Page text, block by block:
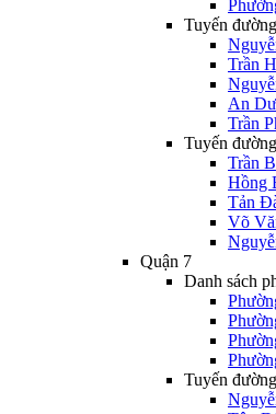
Tuyến
Trần
An
Trần
Tuyến
Trần
Hồng
Tản
Võ
Quận 7
Danh sách
Tuyến